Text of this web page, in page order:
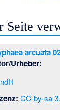
Seite
arcuata
Urheber:
CC-by-sa